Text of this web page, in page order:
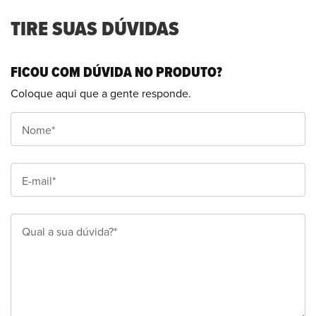
TIRE SUAS DÚVIDAS
FICOU COM DÚVIDA NO PRODUTO?
Coloque aqui que a gente responde.
Nome*
E-mail*
Qual a sua dúvida?*